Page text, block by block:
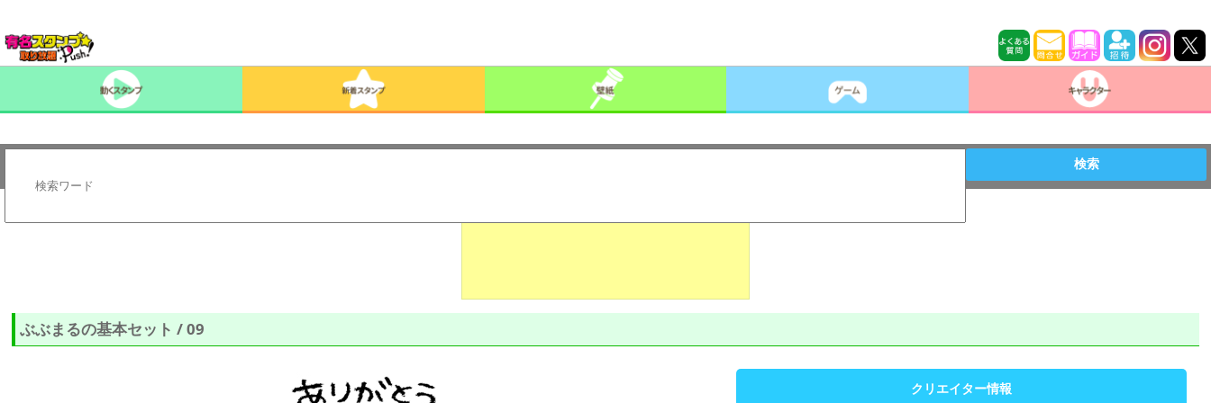
検索
ぶぶまるの基本セット / 09
クリエイター情報